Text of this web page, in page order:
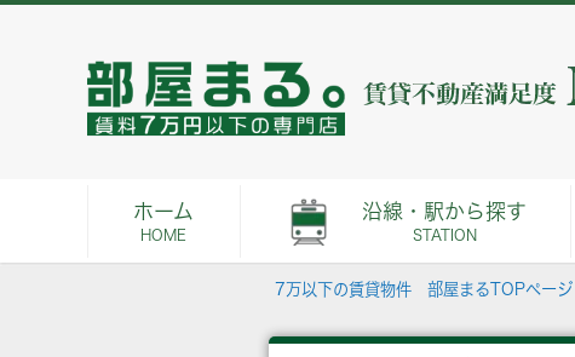
ホーム
HOME
沿線・駅から探す
STATION
7万以下の賃貸物件 部屋まるTOPページ